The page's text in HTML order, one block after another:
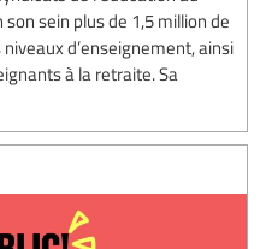
sein plus de 1,5 million de
d’enseignement, ainsi
à la retraite. Sa